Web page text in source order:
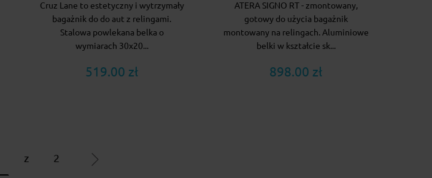
Cruz Lane to estetyczny i wytrzymały
bagażnik do do aut z relingami.
Stalowa powlekana belka o
wymiarach 30x20...
519.00 zł
ATERA SIGNO RT - zmontowany,
gotowy do użycia bagażnik
montowany na relingach. Aluminiowe
belki w kształcie sk...
898.00 zł
z 2